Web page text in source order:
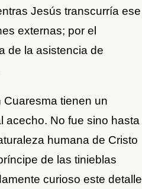
Jesús transcurría ese
externas; por el
de la asistencia de
tienen un
acecho. No fue sino hasta
humana de Cristo
de las tinieblas
curioso este detalle